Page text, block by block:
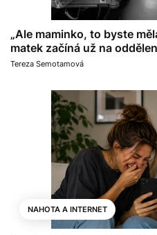
„Ale maminko, to byste
matek začíná už na
Tereza Semotamová
NAHOTA A INTERNET